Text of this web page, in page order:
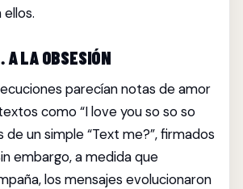
A LA OBSESIÓN
parecían notas de amor
como “I love you so so so
de un simple “Text me?”, firmados
embargo, a medida que
los mensajes evolucionaron